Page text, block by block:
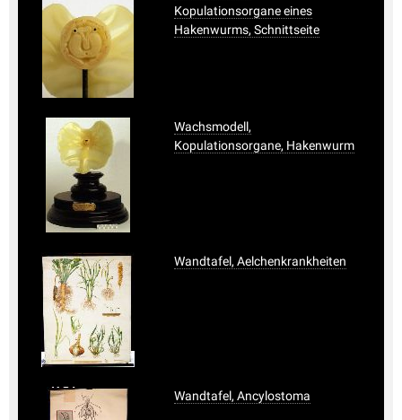
Kopulationsorgane eines
Hakenwurms, Schnittseite
Wachsmodell,
Kopulationsorgane, Hakenwurm
Wandtafel, Aelchenkrankheiten
Wandtafel, Ancylostoma